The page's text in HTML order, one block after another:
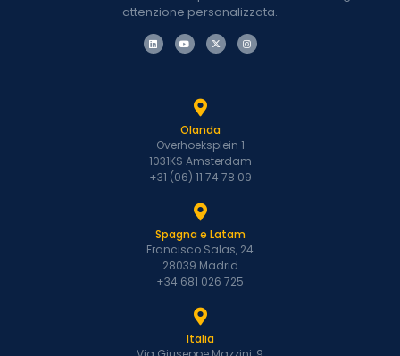
attenzione personalizzata.
Olanda
Overhoeksplein 1
1031KS Amsterdam
+31 (06) 11 74 78 09
Spagna e Latam
Francisco Salas, 24
28039 Madrid
+34 681 026 725
Italia